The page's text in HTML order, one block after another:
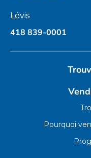
Lévis
418 839-0001
Pourquoi